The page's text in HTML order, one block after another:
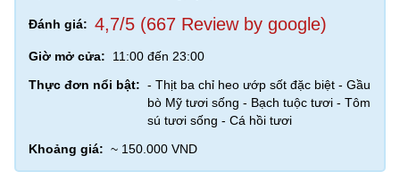
Đánh giá: 4,7/5 (667 Review by google)
Giờ mở cửa:
11:00 đến 23:00
Thực đơn nổi bật: - Thịt ba chỉ heo ướp sốt đặc biệt - Gầu
bò Mỹ tươi sống - Bạch tuộc tươi - Tôm
sú tươi sống - Cá hồi tươi
Khoảng giá: ~ 150.000 VND